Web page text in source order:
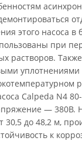
этого насоса в
при
растворов.
уплотнениями
Calpeda N4
— 380В.
30,5 до 48,2 м,
к